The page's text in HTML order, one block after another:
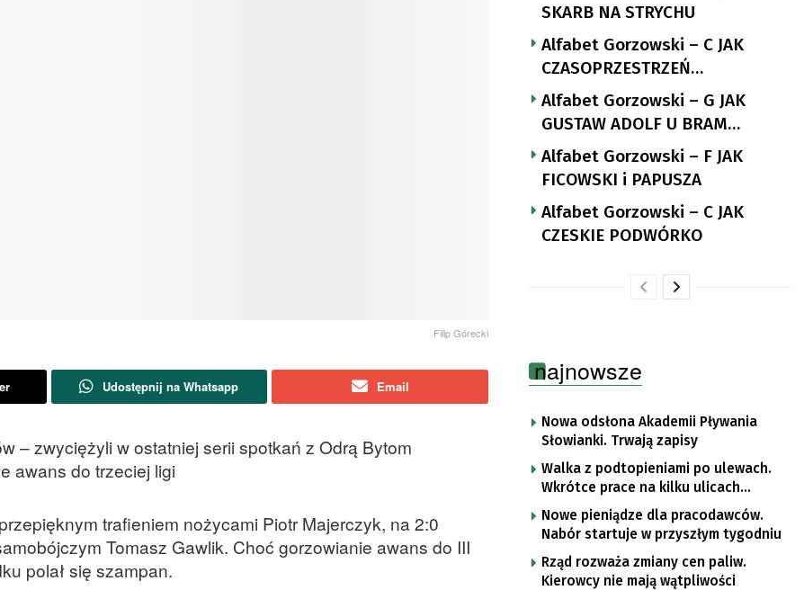
Filip Górecki
Udostępnij na Whatsapp Email
– zwyciężyli w ostatniej serii spotkań z Odrą Bytom
awans do trzeciej ligi
trafieniem nożycami Piotr Majerczyk, na 2:0
Tomasz Gawlik. Choć gorzowianie awans do III
polał się szampan.
SKARB NA STRYCHU
Alfabet Gorzowski – C JAK
CZASOPRZESTRZEŃ
NUTTGENSA
Alfabet Gorzowski – G JAK
GUSTAW ADOLF U BRAM
LANDSBERGA
Alfabet Gorzowski – F JAK
FICOWSKI i PAPUSZA
Alfabet Gorzowski – C JAK
CZESKIE PODWÓRKO
najnowsze
Nowa odsłona Akademii Pływania
Słowianki. Trwają zapisy
Walka z podtopieniami po ulewach.
Wkrótce prace na kilku ulicach
Gorzowa
Nowe pieniądze dla pracodawców.
Nabór startuje w przyszłym tygodniu
Rząd rozważa zmiany cen paliw.
Kierowcy nie mają wątpliwości